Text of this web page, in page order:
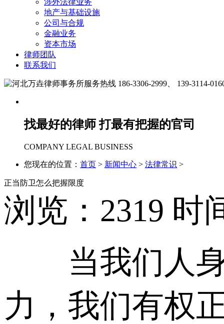
涉外法律业务
地产与基础设施
公司与合规
金融业务
资本市场
律师团队
联系我们
186-3306-2999、 139-3114-
找最好的律师 打最有把握的官司
COMPANY LEGAL BUSINESS
您现在的位置： 首页 > 新闻中心 > 法律常识 >
正当防卫怎么把握限度
浏览： 2319 时
当我们人身
力，我们有权